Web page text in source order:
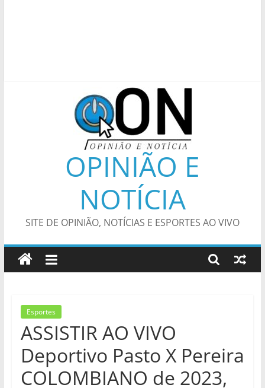
OPINIÃO E
NOTÍCIA
SITE DE OPINIÃO, NOTÍCIAS E ESPORTES AO VIVO
Esportes
ASSISTIR AO VIVO
Deportivo Pasto X Pereira
COLOMBIANO de 2023,